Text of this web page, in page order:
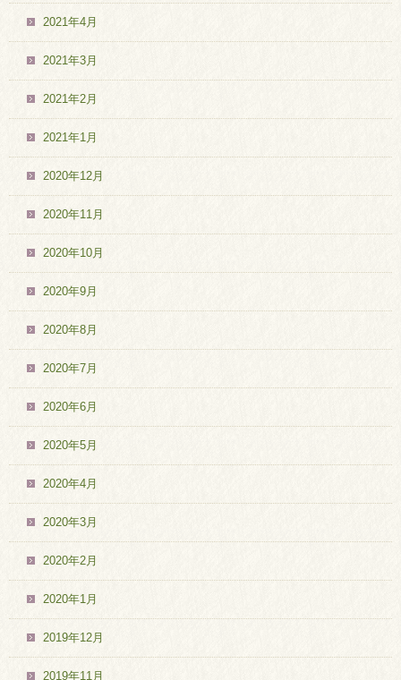
2021年4月
2021年3月
2021年2月
2021年1月
2020年12月
2020年11月
2020年10月
2020年9月
2020年8月
2020年7月
2020年6月
2020年5月
2020年4月
2020年3月
2020年2月
2020年1月
2019年12月
2019年11月